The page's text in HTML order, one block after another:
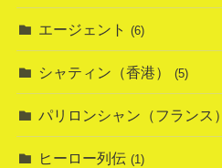
エージェント (6)
シャティン（香港） (5)
パリロンシャン（フランス）
ヒーロー列伝 (1)